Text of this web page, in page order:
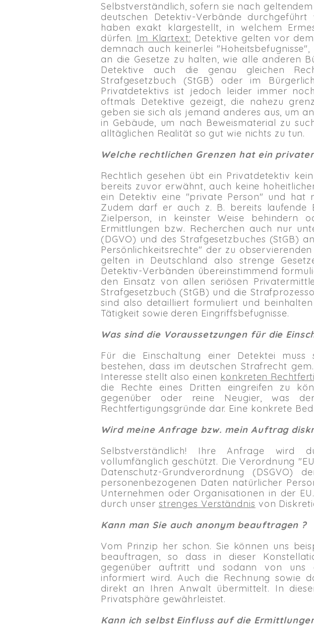
Selbstverständlich, sofern sie nach
deutschen Detektiv-Verbände
haben exakt klargestellt, in welchem
dürfen. Im Klartext: Detektive gelten vor
demnach auch keinerlei
an die Gesetze zu halten, wie alle anderen
Detektive auch die genau gleichen
Strafgesetzbuch (StGB) oder im
Privatdetektivs ist jedoch leider immer
oftmals Detektive gezeigt, die nahezu
geben sie sich als jemand anderes aus, um
in Gebäude, um nach Beweismaterial zu
alltäglichen Realität so gut wie nichts zu tun.
Welche rechtlichen Grenzen hat ein
Rechtlich gesehen übt ein Privatdetektiv
bereits zuvor erwähnt, auch keine
ein Detektiv eine "private Person" und hat
Zudem darf er auch z. B. bereits laufende
Zielperson, in keinster Weise behindern
Ermittlungen bzw. Recherchen auch nur
(DGVO) und des Strafgesetzbuches (StGB)
Persönlichkeitsrechte" der zu
gelten in Deutschland also strenge
Detektiv-Verbänden übereinstimmend
den Einsatz von allen seriösen
Strafgesetzbuch (StGB) und die
sind also detailliert formuliert und
Tätigkeit sowie deren Eingriffsbefugnisse.
Was sind die Voraussetzungen für die
Für die Einschaltung einer Detektei
bestehen, dass im deutschen Strafrecht
Interesse stellt also einen konkreten
die Rechte eines Dritten eingreifen zu
gegenüber oder reine Neugier, was
Rechtfertigungsgründe dar. Eine konkrete
Wird meine Anfrage bzw. mein Auftrag
Selbstverständlich! Ihre Anfrage wird
vollumfänglich geschützt. Die Verordnung
Datenschutz-Grundverordnung
personenbezogenen Daten natürlicher
Unternehmen oder Organisationen in der
durch unser strenges Verständnis von
Kann man Sie auch anonym beauftragen ?
Vom Prinzip her schon. Sie können uns
beauftragen, so dass in dieser
gegenüber auftritt und sodann von uns
informiert wird. Auch die Rechnung sowie
direkt an Ihren Anwalt übermittelt. In
Privatsphäre gewährleistet.
Kann ich selbst Einfluss auf die